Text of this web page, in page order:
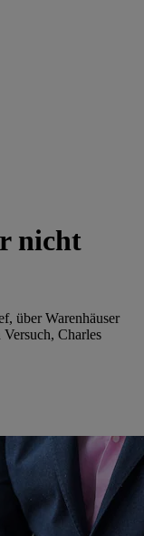
nicht
über Warenhäuser
Charles